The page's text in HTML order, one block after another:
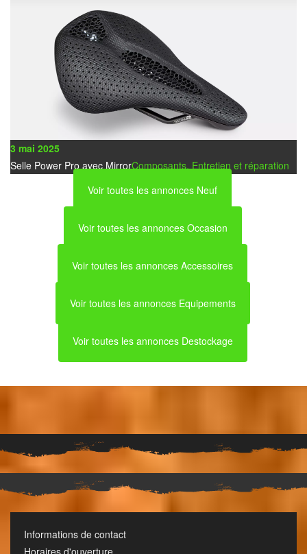
3 mai 2025
Selle Power Pro avec MirrorComposants, Entretien et réparation
Voir toutes les annonces Neuf
Voir toutes les annonces Occasion
Voir toutes les annonces Accessoires
Voir toutes les annonces Equipements
Voir toutes les annonces Destockage
Informations de contact